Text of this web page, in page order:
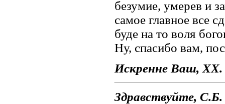
безумие, умерев и
самое главное все
буде на то воля
Ну, спасибо вам,
Искренне Ваш, ХХ.
Здравствуйте, С.Б.